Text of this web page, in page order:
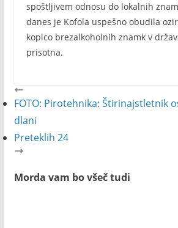
spoštljivem odnosu do lokalnih
danes je Kofola uspešno obudila
kopico brezalkoholnih znamk v
prisotna.
FOTO: Pirotehnika: Štirinajstletnik
dlani
Preteklih 24
Morda vam bo všeč tudi